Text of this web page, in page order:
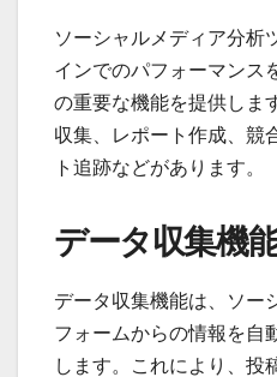
ソーシャルメディア分析
インでのパフォーマンス
の重要な機能を提供しま
収集、レポート作成、競
ト追跡などがあります。
データ収集機
データ収集機能は、ソー
フォームからの情報を自
します。これにより、投